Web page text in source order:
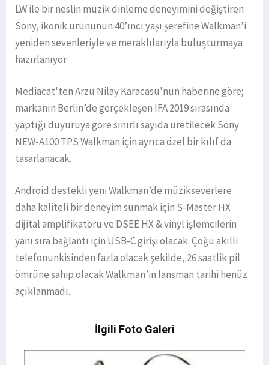
LW ile bir neslin müzik dinleme deneyimini değiştiren
Sony, ikonik ürününün 40’ıncı yaşı şerefine Walkman’i
yeniden sevenleriyle ve meraklılarıyla buluşturmaya
hazırlanıyor.
Mediacat'ten Arzu Nilay Karacasu'nun haberine göre;
markanın Berlin’de gerçekleşen IFA 2019 sırasında
yaptığı duyuruya göre sınırlı sayıda üretilecek Sony
NEW-A100 TPS Walkman için ayrıca özel bir kılıf da
tasarlanacak.
Android destekli yeni Walkman’de müzikseverlere
daha kaliteli bir deneyim sunmak için S-Master HX
dijital amplifikatörü ve DSEE HX & vinyl işlemcilerin
yanı sıra bağlantı için USB-C girişi olacak. Çoğu akıllı
telefonunkisinden fazla olacak şekilde, 26 saatlik pil
ömrüne sahip olacak Walkman’in lansman tarihi henüz
açıklanmadı.
İlgili Foto Galeri